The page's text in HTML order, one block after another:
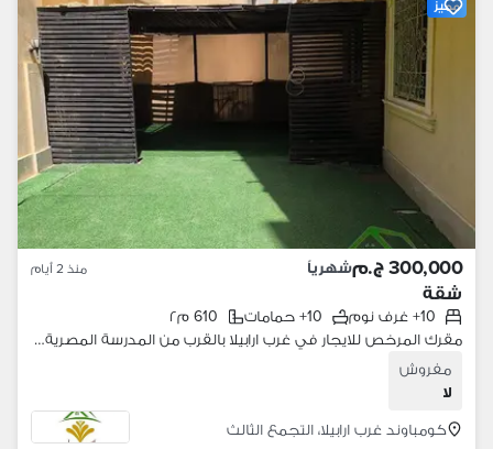
مميز
300,000 ج.م شهرياً منذ 2 أيام
شقة
10+ غرف نوم 10+ حمامات
610 م٢
مقرك المرخص للايجار في غرب ارابيلا بالقرب من المدرسة المصرية خطوات من محور جمال عبدالناصر
مفروش
لا
كومباوند غرب ارابيلا، التجمع الثالث